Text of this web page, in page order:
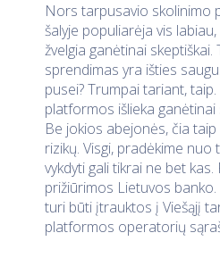
Nors tarpusavio skolinimo
šalyje populiarėja vis
žvelgia ganėtinai skeptiškai.
sprendimas yra išties
pusei? Trumpai tariant,
platformos išlieka ganėtinai
Be jokios abejonės, čia
rizikų. Visgi, pradėkime nuo
vykdyti gali tikrai ne bet
prižiūrimos Lietuvos
turi būti įtrauktos į Viešąjį
platformos operatorių